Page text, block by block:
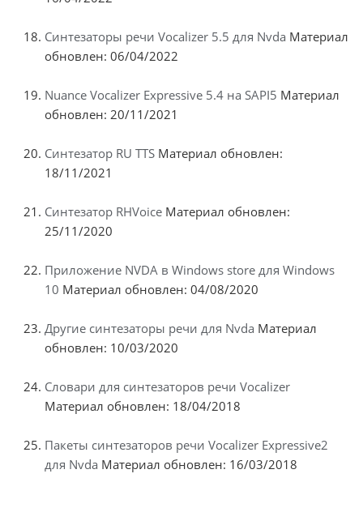
Синтезаторы речи Vocalizer 5.5 для Nvda Материал
обновлен: 06/04/2022
Nuance Vocalizer Expressive 5.4 на SAPI5 Материал
обновлен: 20/11/2021
Синтезатор RU TTS Материал обновлен:
18/11/2021
Синтезатор RHVoice Материал обновлен:
25/11/2020
Приложение NVDA в Windows store для Windows
10 Материал обновлен: 04/08/2020
Другие синтезаторы речи для Nvda Материал
обновлен: 10/03/2020
Словари для синтезаторов речи Vocalizer
Материал обновлен: 18/04/2018
Пакеты синтезаторов речи Vocalizer Expressive2
для Nvda Материал обновлен: 16/03/2018